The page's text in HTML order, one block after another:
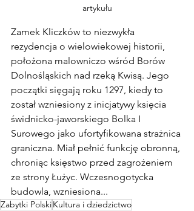
artykułu
Zamek Kliczków to niezwykła
rezydencja o wielowiekowej historii,
położona malowniczo wśród Borów
Dolnośląskich nad rzeką Kwisą. Jego
początki sięgają roku 1297, kiedy to
został wzniesiony z inicjatywy księcia
świdnicko-jaworskiego Bolka I
Surowego jako ufortyfikowana strażnica
graniczna. Miał pełnić funkcję obronną,
chroniąc księstwo przed zagrożeniem
ze strony Łużyc. Wczesnogotycka
budowla, wzniesiona...
Zabytki PolskiKultura i dziedzictwo